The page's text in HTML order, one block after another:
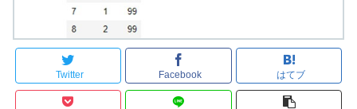
Twitter Facebook はてブ